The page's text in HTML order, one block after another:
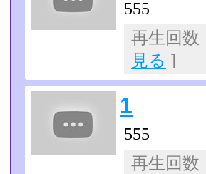
555
再生回
見る ]
1
555
再生回